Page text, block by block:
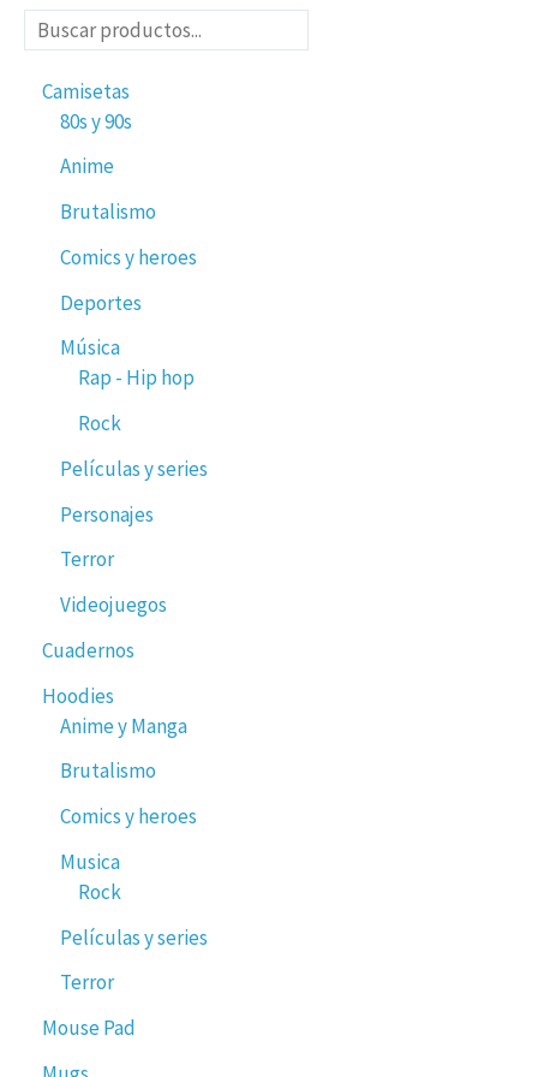
Camisetas
80s y 90s
Anime
Brutalismo
Comics y heroes
Deportes
Música
Rap - Hip hop
Rock
Películas y series
Personajes
Terror
Videojuegos
Cuadernos
Hoodies
Anime y Manga
Brutalismo
Comics y heroes
Musica
Rock
Películas y series
Terror
Mouse Pad